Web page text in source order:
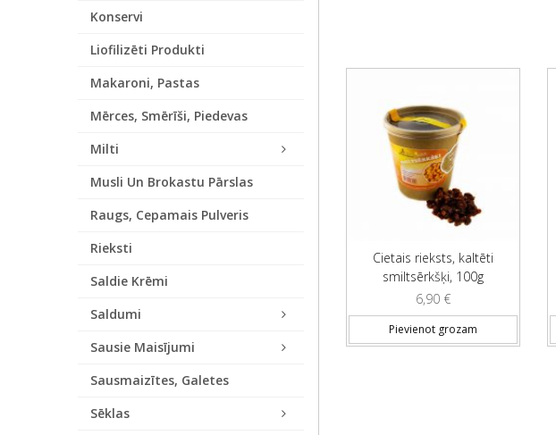
Cietais rieksts, kaltēti
smiltsērkšķi, 100g
6,90 €
Pievienot grozam
Konservi
Liofilizēti Produkti
Makaroni, Pastas
Mērces, Smērīši, Piedevas
Milti
Musli Un Brokastu Pārslas
Raugs, Cepamais Pulveris
Rieksti
Saldie Krēmi
Saldumi
Sausie Maisījumi
Sausmaizītes, Galetes
Sēklas